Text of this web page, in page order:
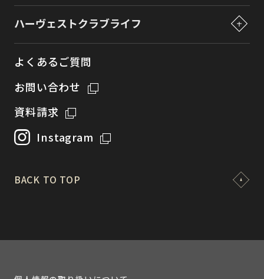
プレオーナーズについて
ペットと過ごすリゾートライフ
商品説明会
各種特典制度について
法人でご検討の皆様へ
ハーヴェストクラブライフ
よくあるご質問
お問い合わせ
資料請求
Instagram
BACK TO TOP